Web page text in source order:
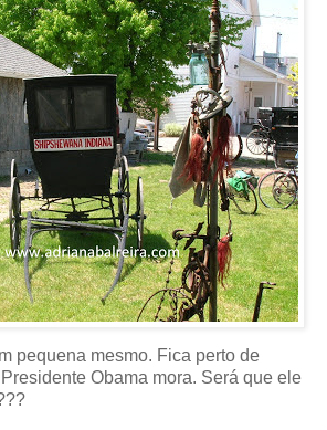
pequena mesmo. Fica perto de
Obama mora. Será que ele